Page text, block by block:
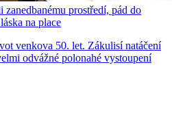
prostředí, pád do
na place
venkova 50. let. Zákulisí natáčení
odvážné polonahé vystoupení